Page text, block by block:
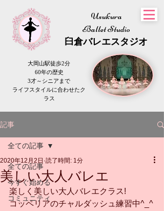
Usukura
Ballet Studio
​臼倉バレエスタジオ
大岡山駅徒歩2分
60年の歴史
3才～シニアまで
​ライフスタイルに合わせたク
ラス
記事
全ての記事
今すぐ始める
コミュニティ
全ての記事
美しい大人バレエ
2020年12月2日 読了時間: 1分
楽しく美しい大人バレエクラス!
コッペリアのチャルダッシュ練習中^_^